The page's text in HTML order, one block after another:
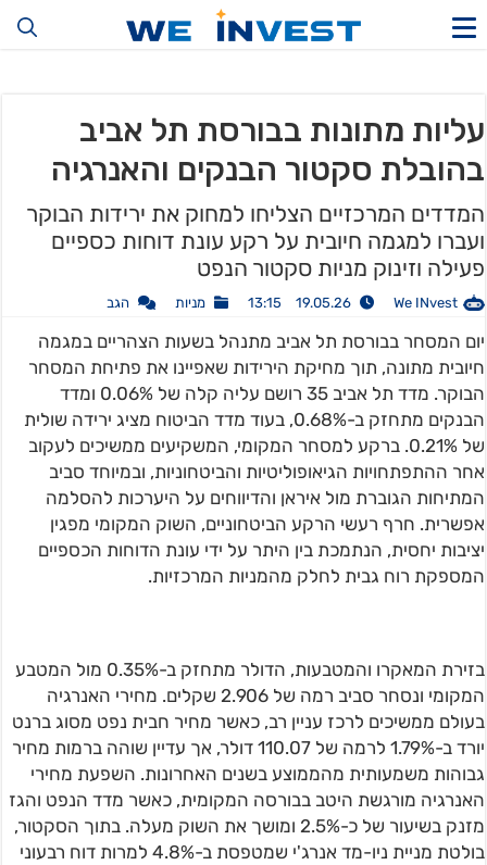
עליות מתונות בבורסת תל אביב
בהובלת סקטור הבנקים והאנרגיה
המדדים המרכזיים הצליחו למחוק את ירידות הבוקר
ועברו למגמה חיובית על רקע עונת דוחות כספיים
פעילה וזינוק מניות סקטור הנפט
We INvest
19.05.26 13:15 מניות הגב
יום המסחר בבורסת תל אביב מתנהל בשעות הצהריים במגמה
חיובית מתונה, תוך מחיקת הירידות שאפיינו את פתיחת המסחר
הבוקר. מדד תל אביב 35 רושם עליה קלה של 0.06% ומדד
הבנקים מתחזק ב-0.68%, בעוד מדד הביטוח מציג ירידה שולית
של 0.21%. ברקע למסחר המקומי, המשקיעים ממשיכים לעקוב
אחר ההתפתחויות הגיאופוליטיות והביטחוניות, ובמיוחד סביב
המתיחות הגוברת מול איראן והדיווחים על היערכות להסלמה
אפשרית. חרף רעשי הרקע הביטחוניים, השוק המקומי מפגין
יציבות יחסית, הנתמכת בין היתר על ידי עונת הדוחות הכספיים
המספקת רוח גבית לחלק מהמניות המרכזיות.
בזירת המאקרו והמטבעות, הדולר מתחזק ב-0.35% מול המטבע
המקומי ונסחר סביב רמה של 2.906 שקלים. מחירי האנרגיה
בעולם ממשיכים לרכז עניין רב, כאשר מחיר חבית נפט מסוג ברנט
יורד ב-1.79% לרמה של 110.07 דולר, אך עדיין שוהה ברמות מחיר
גבוהות משמעותית מהממוצע בשנים האחרונות. השפעת מחירי
האנרגיה מורגשת היטב בבורסה המקומית, כאשר מדד הנפט והגז
מזנק בשיעור של כ-2.5% ומושך את השוק מעלה. בתוך הסקטור,
בולטת מניית ניו-מד אנרג'י שמטפסת ב-4.8% למרות דוח רבעוני